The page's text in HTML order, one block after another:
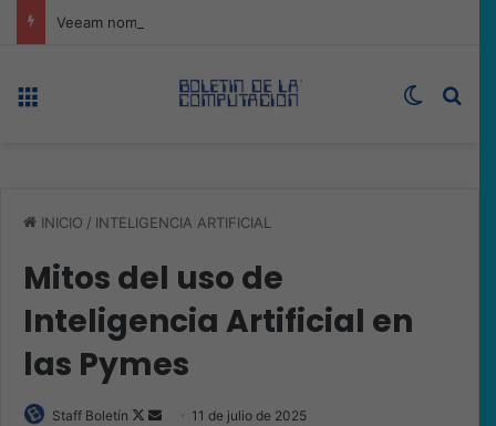
Switch
INICIO / INTELIGENCIA ARTIFICIAL
Mitos del uso de
Inteligencia Artificial en
las Pymes
Staff Boletín
Follow
Send 11 de julio de 2025